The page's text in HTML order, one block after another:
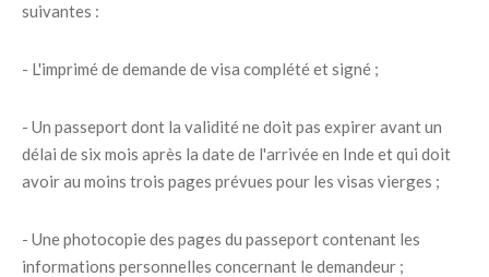
suivantes :
- L'imprimé de demande de visa complété et signé ;
- Un passeport dont la validité ne doit pas expirer avant un
délai de six mois après la date de l'arrivée en Inde et qui doit
avoir au moins trois pages prévues pour les visas vierges ;
- Une photocopie des pages du passeport contenant les
informations personnelles concernant le demandeur ;